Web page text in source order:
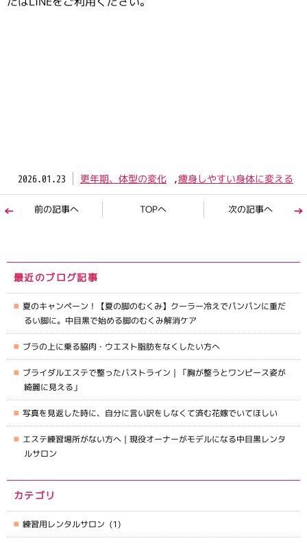
2026.01.23 更年期、体型の変化 ,痩身しやすい身体に変える
前の記事へ TOPへ 次の記事へ
最近のブログ記事
夏のキャンペーン！【夏の脚のむくみ】クーラー冷えでパンパンに重だ
るい脚に。中目黒で始める脚のむくみ解消ケア
ブラの上に乗る脇肉・ウエスト脂肪をなくしたい方へ
ブライダルエステで整ったバストライン｜「胸が整うとワンピース姿が
綺麗に見える」
写真を見返した時に、自分に言い訳をしなくて済む花嫁でいてほしい
エステ練習場所がない方へ｜現役オーナーがモデルになる中目黒レンタ
ルサロン
カテゴリ
練習用レンタルサロン (1)